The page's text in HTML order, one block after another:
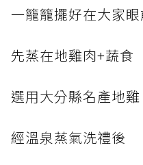
一籠籠擺好在大家
先蒸在地雞肉+蔬食
選用大分縣名產地雞
經溫泉蒸氣洗禮後